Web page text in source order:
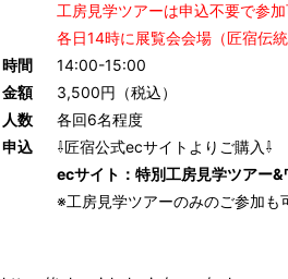
工房見学ツアーは申込不要で参
各日14時に展覧会会場（匠宿伝
時間
14:00-15:00
金額
3,500円（税込）
人数
各回6名程度
申込
⇩匠宿公式ecサイトよりご購入⇩
ecサイト：特別工房見学ツアー&
※工房見学ツアーのみのご参加も